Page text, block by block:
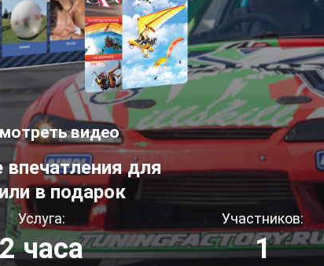
видео
впечатления для
в подарок
Услуга:
2 часа
Участников:
1